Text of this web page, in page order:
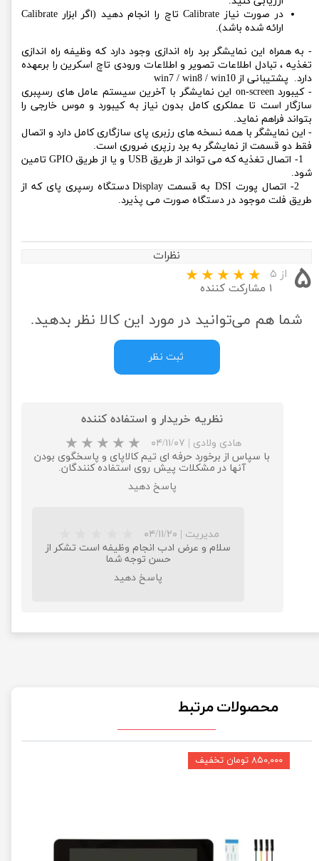
در صورت نیاز Calibrate تاچ را انجام دهید (اگر ابزار Calibrate
ارائه شده باشد).
- به همراه این نمایشگر برد راه اندازی وجود دارد که وظیفه راه اندازی
تغذیه ، تبادل اطلاعات تصویر و اطلاعات ورودی تاچ اسکرین را برعهده
دارد. پشتیبانی از win7 / win8 / win10
- کیبورد on-screen این نمایشگر با آخرین سیستم عامل های رسپبری
سازگار است تا عملکری کامل بدون نیاز به کیبورد و موس خارجی را
بتواند فراهم نماید.
- این نمایشگر با همه نسخه های رزبری پای سازگاری کامل دارد و اتصال
فقط دو قسمت از نمایشگر به برد رزپری ضروری است.
1- اتصال تغذیه که می تواند از طریق USB و یا از طریق GPIO تامین
شود.
2- اتصال پورت DSI به قسمت Display دستگاه رسپری پای که از
طریق فلت موجود در دستگاه صورت می پذیرد.
نظرات
۵ از ۵
۱ مشارکت کننده
شما هم می‌توانید در مورد این کالا نظر بدهید.
ثبت نظر
نظریه خریدار و استفاده کننده
هادی ولادی | ۰۴/۱۱/۰۷
با سپاس از برخورد حرفه ای تیم کالاپای و پاسخگوی بودن
آنها در مشکلات پیش روی استفاده کنندگان.
پاسخ دهید
مدیریت | ۰۴/۱۱/۲۰
سلام و عرض ادب انجام وظیفه است تشکر از
حسن توجه شما
پاسخ دهید
محصولات مرتبط
۸۵۰,۰۰۰ تومان تخفیف